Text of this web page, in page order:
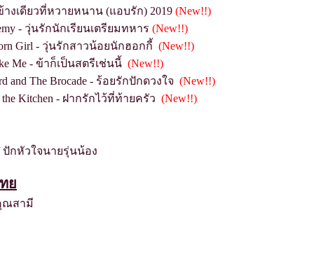
างเดียวที่หวายหนาน (แอบรัก) 2019 (New!!)
- วุ่นรักนักเรียนเตรียมทหาร (New!!)
Girl - วุ่นรักสาวน้อยนักฮอกกี้ (New!!)
Me - ข้าก็เป็นสตรีเช่นนี้ (New!!)
and The Brocade - ร้อยรักปักดวงใจ (New!!)
Kitchen - ฝากรักไว้ที่ท้ายครัว (New!!)
/ ปักหัวใจนายรุ่นน้อง
ท
ณสามี